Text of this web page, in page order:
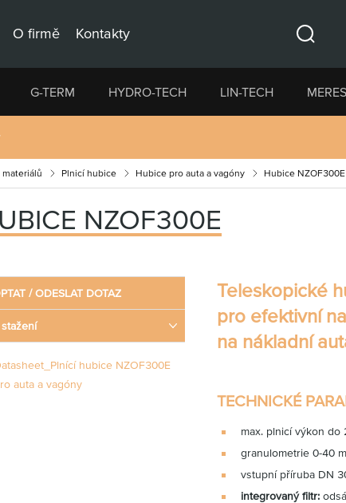
O firmě Kontakty
G-TERM HYDRO-TECH LIN-TECH MERES
materiálů Plnicí hubice Hubice pro auta a vagóny Hubice NZOF300E
NZOF300E
/ ODESLAT DOTAZ
stažení
hubice NZOF300E
auta a vagóny
Teleskopické
pro efektivní
na nákladní
TECHNICKÉ
max. plnicí výkon do
granulometrie 0-40
vstupní příruba DN
integrovaný filtr: